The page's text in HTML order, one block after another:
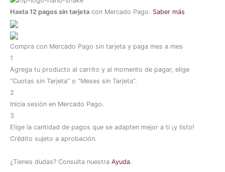
Hasta 12 pagos sin tarjeta con Mercado Pago. Saber más
Compra con Mercado Pago sin tarjeta y paga mes a mes
1
Agrega tu producto al carrito y al momento de pagar, elige
“Cuotas sin Tarjeta” o “Meses sin Tarjeta”.
2
Inicia sesión en Mercado Pago.
3
Elige la cantidad de pagos que se adapten mejor a ti ¡y listo!
Crédito sujeto a aprobación.
¿Tienes dudas? Consulta nuestra Ayuda.